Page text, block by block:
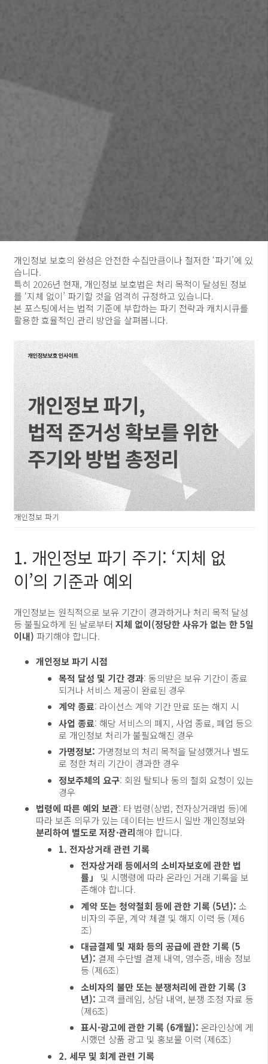
개인정보 보호의 완성은 안전한 수집만큼이나 철저한 ‘파기’에 있
습니다.
특히 2026년 현재, 개인정보 보호법은 처리 목적이 달성된 정보
를 ‘지체 없이’ 파기할 것을 엄격히 규정하고 있습니다.
본 포스팅에서는 법적 기준에 부합하는 파기 전략과 캐치시큐를
활용한 효율적인 관리 방안을 살펴봅니다.
개인정보 파기
1. 개인정보 파기 주기: ‘지체 없
이’의 기준과 예외
개인정보는 원칙적으로 보유 기간이 경과하거나 처리 목적 달성
등 불필요하게 된 날로부터 지체 없이(정당한 사유가 없는 한 5일
이내) 파기해야 합니다.
개인정보 파기 시점
목적 달성 및 기간 경과: 동의받은 보유 기간이 종료
되거나 서비스 제공이 완료된 경우
계약 종료: 라이선스 계약 기간 만료 또는 해지 시
사업 종료: 해당 서비스의 폐지, 사업 종료, 폐업 등으
로 개인정보 처리가 불필요해진 경우
가명정보: 가명정보의 처리 목적을 달성했거나 별도
로 정한 처리 기간이 경과한 경우
정보주체의 요구: 회원 탈퇴나 동의 철회 요청이 있는
경우
법령에 따른 예외 보관: 타 법령(상법, 전자상거래법 등)에
따라 보존 의무가 있는 데이터는 반드시 일반 개인정보와
분리하여 별도로 저장·관리해야 합니다.
1. 전자상거래 관련 기록
전자상거래 등에서의 소비자보호에 관한 법
률」
및 시행령에 따라 온라인 거래 기록을 보
존해야 합니다.
계약 또는 청약철회 등에 관한 기록 (5년): 소
비자의 주문, 계약 체결 및 해지 이력 등 (제6
조)
대금결제 및 재화 등의 공급에 관한 기록 (5
년): 결제 수단별 결제 내역, 영수증, 배송 정보
등 (제6조)
소비자의 불만 또는 분쟁처리에 관한 기록 (3
년): 고객 클레임, 상담 내역, 분쟁 조정 자료 등
(제6조)
표시·광고에 관한 기록 (6개월): 온라인상에 게
시했던 상품 광고 및 홍보물 이력 (제6조)
2. 세무 및 회계 관련 기록